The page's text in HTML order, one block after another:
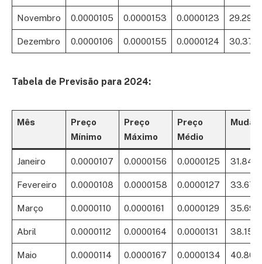
Novembro 0.0000105 0.0000153 0.0000123 29.29%
Dezembro 0.0000106 0.0000155 0.0000124 30.37%
Tabela de Previsão para 2024:
Mês
Preço
Mínimo
Preço
Máximo
Preço
Médio
Janeiro 0.0000107 0.0000156 0.0000125 31.84%
Fevereiro 0.0000108 0.0000158 0.0000127
Março 0.0000110 0.0000161 0.0000129 35.69%
Abril 0.0000112 0.0000164 0.0000131 38.15%
Maio 0.0000114 0.0000167 0.0000134 40.80%